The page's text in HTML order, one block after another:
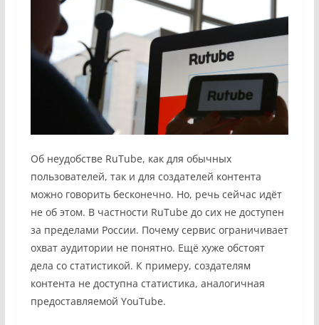
Об неудобстве RuTube, как для обычных
пользователей, так и для создателей контента
можно говорить бесконечно. Но, речь сейчас идёт
не об этом. В частности RuTube до сих не доступен
за пределами России. Почему сервис ограничивает
охват аудитории не понятно. Ещё хуже обстоят
дела со статистикой. К примеру, создателям
контента не доступна статистика, аналогичная
предоставляемой YouTube.